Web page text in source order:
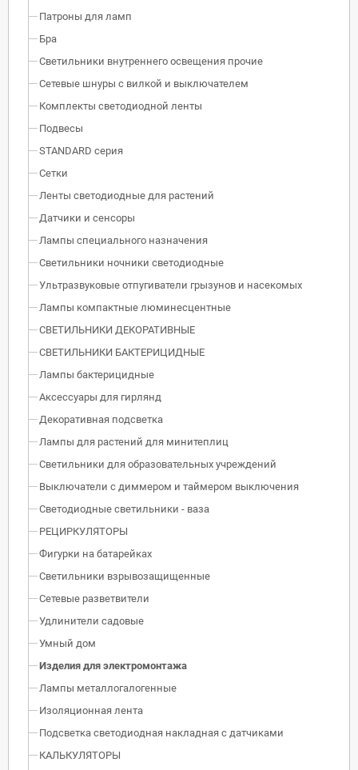
Патроны для ламп
Бра
Светильники внутреннего освещения прочие
Сетевые шнуры с вилкой и выключателем
Комплекты светодиодной ленты
Подвесы
STANDARD серия
Сетки
Ленты светодиодные для растений
Датчики и сенсоры
Лампы специального назначения
Светильники ночники светодиодные
Ультразвуковые отпугиватели грызунов и насекомых
Лампы компактные люминесцентные
СВЕТИЛЬНИКИ ДЕКОРАТИВНЫЕ
СВЕТИЛЬНИКИ БАКТЕРИЦИДНЫЕ
Лампы бактерицидные
Аксессуары для гирлянд
Декоративная подсветка
Лампы для растений для минитеплиц
Светильники для образовательных учреждений
Выключатели с диммером и таймером выключения
Светодиодные светильники - ваза
РЕЦИРКУЛЯТОРЫ
Фигурки на батарейках
Светильники взрывозащищенные
Сетевые разветвители
Удлинители садовые
Умный дом
Изделия для электромонтажа
Лампы металлогалогенные
Изоляционная лента
Подсветка светодиодная накладная с датчиками
КАЛЬКУЛЯТОРЫ